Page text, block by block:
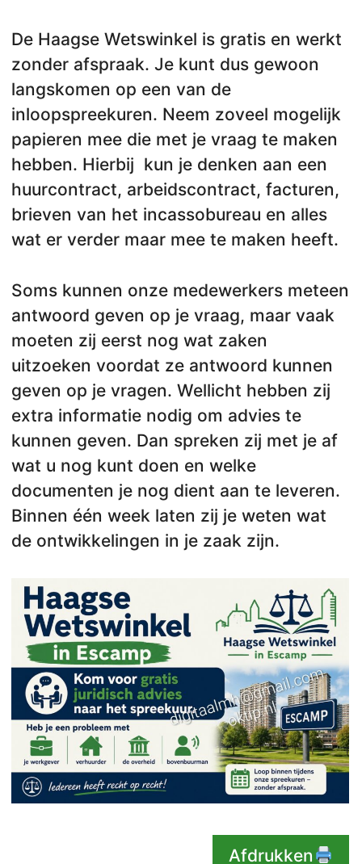
De Haagse Wetswinkel is gratis en werkt
zonder afspraak. Je kunt dus gewoon
langskomen op een van de
inloopspreekuren. Neem zoveel mogelijk
papieren mee die met je vraag te maken
hebben. Hierbij kun je denken aan een
huurcontract, arbeidscontract, facturen,
brieven van het incassobureau en alles
wat er verder maar mee te maken heeft.
Soms kunnen onze medewerkers meteen
antwoord geven op je vraag, maar vaak
moeten zij eerst nog wat zaken
uitzoeken voordat ze antwoord kunnen
geven op je vragen. Wellicht hebben zij
extra informatie nodig om advies te
kunnen geven. Dan spreken zij met je af
wat u nog kunt doen en welke
documenten je nog dient aan te leveren.
Binnen één week laten zij je weten wat
de ontwikkelingen in je zaak zijn.
Afdrukken